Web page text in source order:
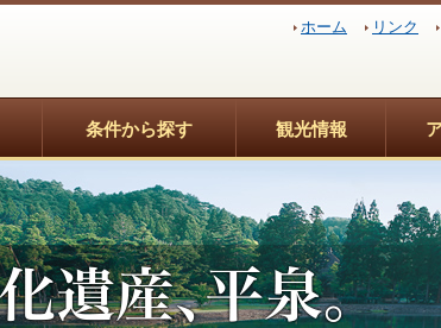
ホーム リンク
条件から探す 観光情報